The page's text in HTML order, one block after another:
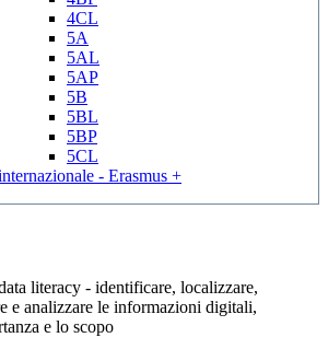
4CL
5A
5AL
5AP
5B
5BL
5BP
5CL
- Erasmus +
literacy - identificare, localizzare,
e analizzare le informazioni digitali,
e lo scopo